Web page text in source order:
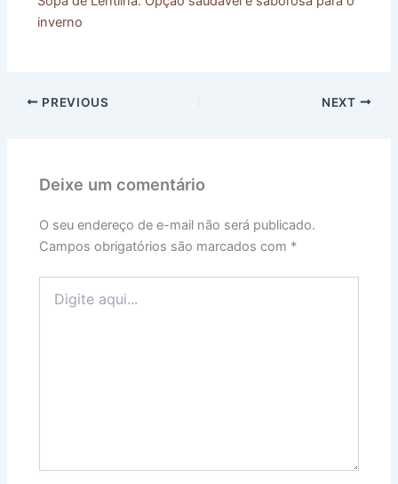
inverno
PREVIOUS NEXT
Deixe um comentário
O seu endereço de e-mail não será publicado.
Campos obrigatórios são marcados com *
aqui...